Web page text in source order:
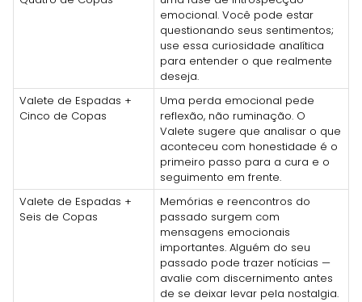
emocional. Você pode estar
questionando seus sentimentos;
use essa curiosidade analítica
para entender o que realmente
deseja.
Valete de Espadas +
Cinco de Copas
Uma perda emocional pede
reflexão, não ruminação. O
Valete sugere que analisar o que
aconteceu com honestidade é o
primeiro passo para a cura e o
seguimento em frente.
Valete de Espadas +
Seis de Copas
Memórias e reencontros do
passado surgem com
mensagens emocionais
importantes. Alguém do seu
passado pode trazer notícias —
avalie com discernimento antes
de se deixar levar pela nostalgia.